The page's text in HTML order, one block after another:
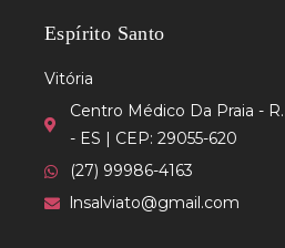
Espírito Santo
Vitória
Centro Médico Da Praia -
- ES | CEP: 29055-620
(27) 99986-4163
lnsalviato@gmail.com